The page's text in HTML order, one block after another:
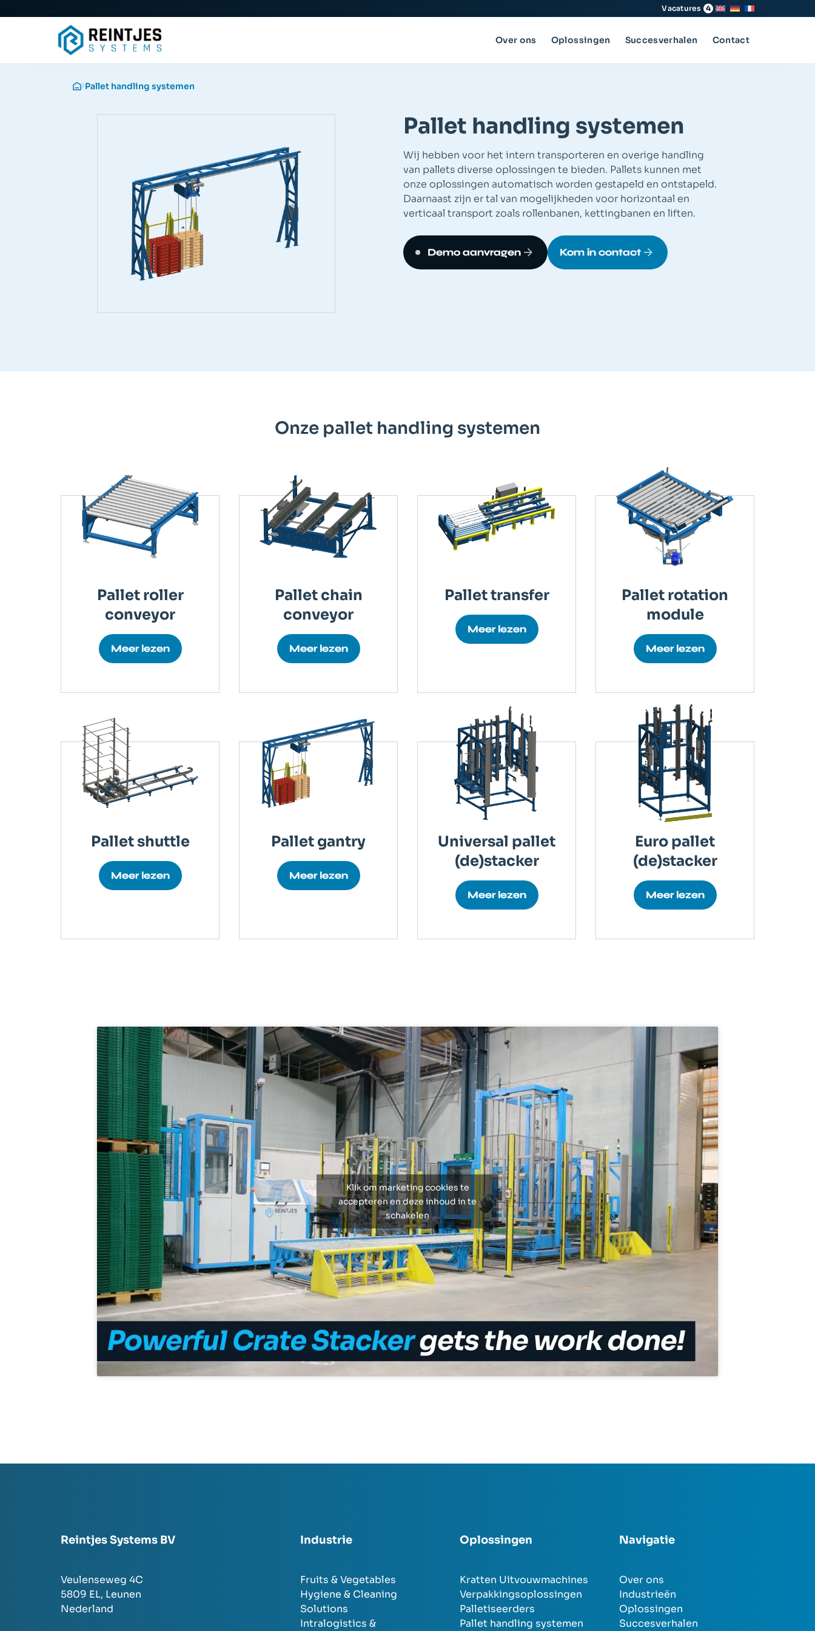
Vacatures 4
Over ons Oplossingen Succesverhalen Contact
Pallet handling systemen
Pallet handling systemen
Wij hebben voor het intern transporteren en overige handling
van pallets diverse oplossingen te bieden. Pallets kunnen met
onze oplossingen automatisch worden gestapeld en ontstapeld.
Daarnaast zijn er tal van mogelijkheden voor horizontaal en
verticaal transport zoals rollenbanen, kettingbanen en liften.
Demo aanvragen Kom in contact
Onze pallet handling systemen
Pallet roller
conveyor
Meer lezen
Pallet chain
conveyor
Meer lezen
Pallet transfer
Meer lezen
Pallet rotation
module
Meer lezen
Pallet shuttle
Meer lezen
Pallet gantry
Meer lezen
Universal pallet
(de)stacker
Meer lezen
Euro pallet
(de)stacker
Meer lezen
Klik om marketing cookies te
accepteren en deze inhoud in te
schakelen
Reintjes Systems BV
Veulenseweg 4C
5809 EL, Leunen
Nederland
Industrie
Fruits & Vegetables
Hygiene & Cleaning
Solutions
Intralogistics &
Oplossingen
Kratten Uitvouwmachines
Verpakkingsoplossingen
Palletiseerders
Pallet handling systemen
Navigatie
Over ons
Industrieën
Oplossingen
Succesverhalen